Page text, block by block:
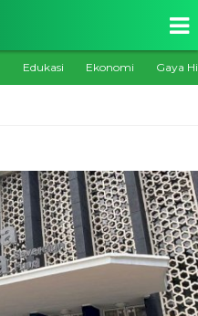
Edukasi Ekonomi Gaya